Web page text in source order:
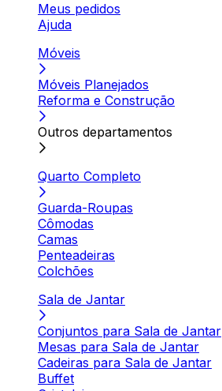
Meus pedidos
Ajuda
Móveis
Móveis Planejados
Reforma e Construção
Outros departamentos
Quarto Completo
Guarda-Roupas
Cômodas
Camas
Penteadeiras
Colchões
Sala de Jantar
Conjuntos para Sala de Jantar
Mesas para Sala de Jantar
Cadeiras para Sala de Jantar
Buffet